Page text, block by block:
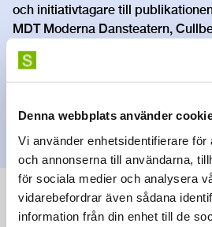
Denna webbplats använder
Vi använder enhetsidentifierare för
och annonserna till användarna,
för sociala medier och analysera
vidarebefordrar även sådana
information från din enhet till de
och initiativtagare till
MDT Moderna Dansteatern,
Danscentrum Stockholm.
VFU –